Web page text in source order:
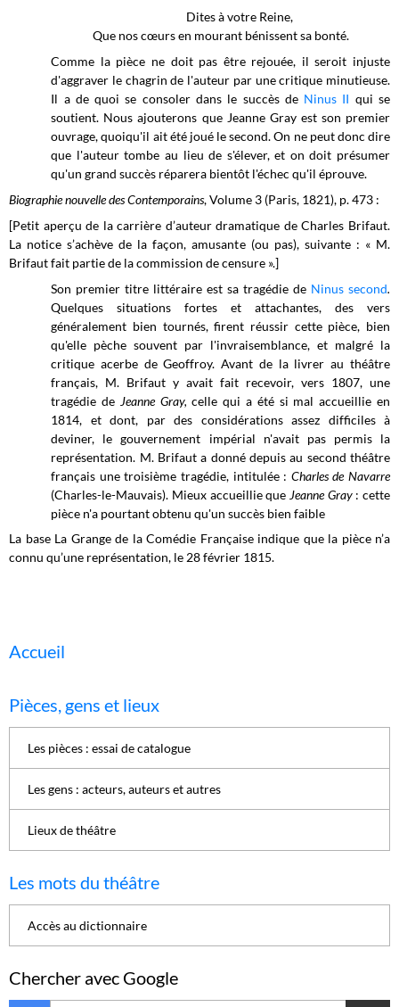
Dites à votre Reine,
Que nos cœurs en mourant bénissent sa bonté.
Comme la pièce ne doit pas être rejouée, il seroit injuste
d'aggraver le chagrin de l'auteur par une critique minutieuse.
Il a de quoi se consoler dans le succès de Ninus II qui se
soutient. Nous ajouterons que Jeanne Gray est son premier
ouvrage, quoiqu'il ait été joué le second. On ne peut donc dire
que l'auteur tombe au lieu de s'élever, et on doit présumer
qu'un grand succès réparera bientôt l'échec qu'il éprouve.
Biographie nouvelle des Contemporains, Volume 3 (Paris, 1821), p. 473 :
[Petit aperçu de la carrière d’auteur dramatique de Charles Brifaut.
La notice s’achève de la façon, amusante (ou pas), suivante : « M.
Brifaut fait partie de la commission de censure ».]
Son premier titre littéraire est sa tragédie de Ninus second.
Quelques situations fortes et attachantes, des vers
généralement bien tournés, firent réussir cette pièce, bien
qu'elle pèche souvent par l'invraisemblance, et malgré la
critique acerbe de Geoffroy. Avant de la livrer au théâtre
français, M. Brifaut y avait fait recevoir, vers 1807, une
tragédie de Jeanne Gray,celle qui a été si mal accueillie en
1814, et dont, par des considérations assez difficiles à
deviner, le gouvernement impérial n'avait pas permis la
représentation. M. Brifaut a donné depuis au second théâtre
français une troisième tragédie, intitulée : Charles de Navarre
(Charles-le-Mauvais). Mieux accueillie que Jeanne Gray : cette
pièce n'a pourtant obtenu qu'un succès bien faible
La base La Grange de la Comédie Française indique que la pièce n’a
connu qu’une représentation, le 28 février 1815.
Accueil
Pièces, gens et lieux
Les pièces : essai de catalogue
Les gens : acteurs, auteurs et autres
Lieux de théâtre
Les mots du théâtre
Accès au dictionnaire
Chercher avec Google